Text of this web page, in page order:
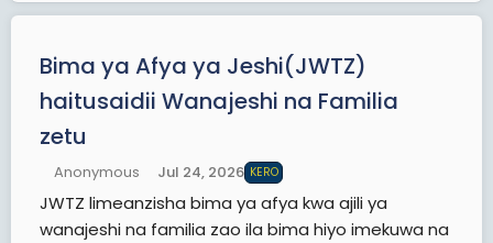
Bima ya Afya ya Jeshi(JWTZ)
haitusaidii Wanajeshi na Familia
zetu
Anonymous Jul 24, 2026 KERO
JWTZ limeanzisha bima ya afya kwa ajili ya
wanajeshi na familia zao ila bima hiyo imekuwa na